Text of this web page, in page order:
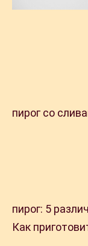
пирог со
пирог: 5
Как